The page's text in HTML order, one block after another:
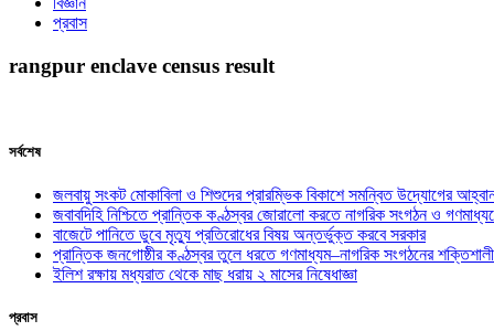
প্রবাস
rangpur enclave census result
সর্বশেষ
জলবায়ু সংকট মোকাবিলা ও শিশুদের প্রারম্ভিক বিকাশে সমন্বিত উদ্যোগের
জবাবদিহি নিশ্চিতে প্রান্তিক কণ্ঠস্বর জোরালো করতে নাগরিক সংগঠন ও
বাজেটে পানিতে ডুবে মৃত্যু প্রতিরোধের বিষয় অন্তর্ভুক্ত করবে সরকার
প্রান্তিক জনগোষ্ঠীর কণ্ঠস্বর তুলে ধরতে গণমাধ্যম–নাগরিক সংগঠনের
ইলিশ রক্ষায় মধ্যরাত থেকে মাছ ধরায় ২ মাসের নিষেধাজ্ঞা
প্রবাস